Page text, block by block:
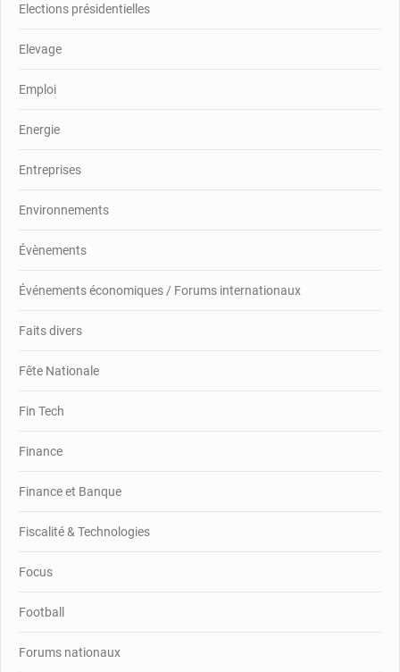
Elections présidentielles
Elevage
Emploi
Energie
Entreprises
Environnements
Évènements
Événements économiques / Forums internationaux
Faits divers
Fête Nationale
Fin Tech
Finance
Finance et Banque
Fiscalité & Technologies
Focus
Football
Forums nationaux